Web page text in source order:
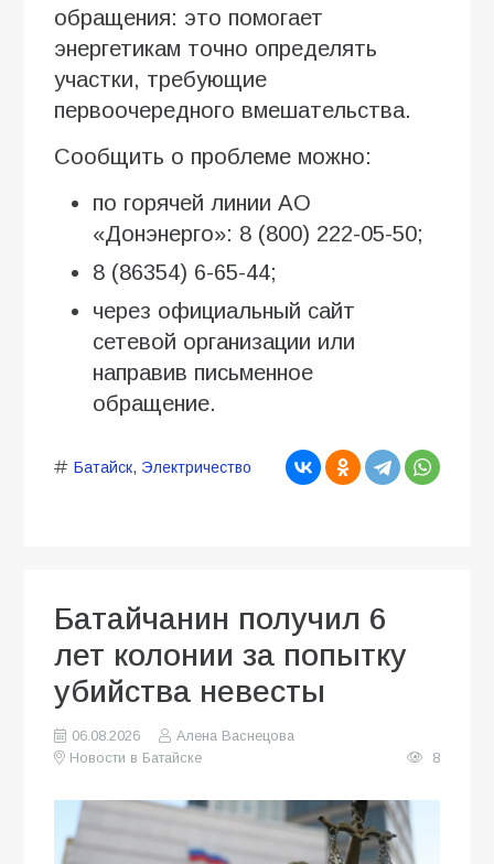
обращения: это помогает
энергетикам точно определять
участки, требующие
первоочередного вмешательства.
Сообщить о проблеме можно:
по горячей линии АО
«Донэнерго»: 8 (800) 222-05-50;
8 (86354) 6-65-44;
через официальный сайт
сетевой организации или
направив письменное
обращение.
Батайск, Электричество
Батайчанин получил 6
лет колонии за попытку
убийства невесты
06.08.2026
Алена Васнецова
Новости в Батайске
8